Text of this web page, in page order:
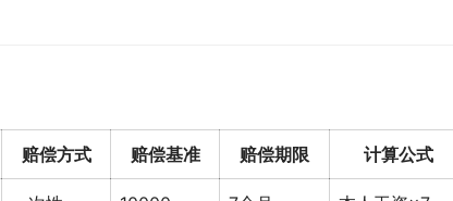
赔偿方式 赔偿基准 赔偿期限 计算公式